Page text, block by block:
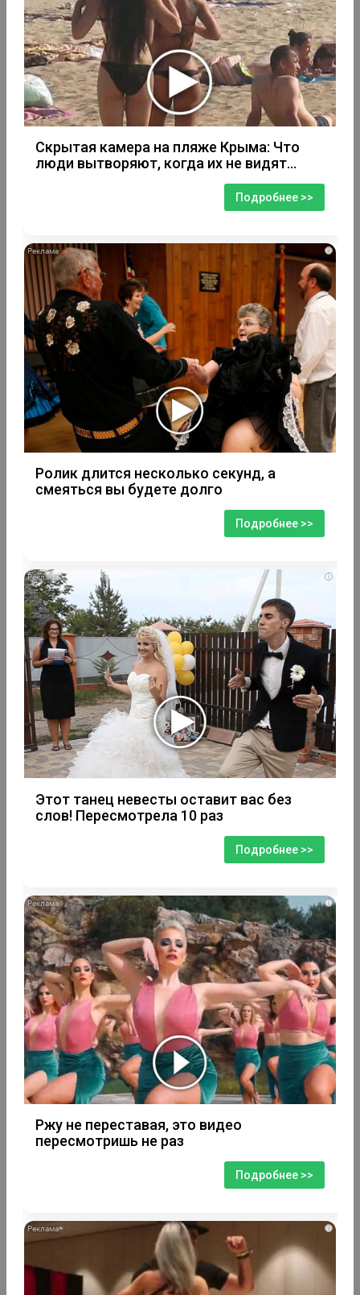
Скрытая камера на пляже Крыма: Что
люди вытворяют, когда их не видят...
Подробнее >>
i
Ролик длится несколько секунд, а
смеяться вы будете долго
Подробнее >>
i
Этот танец невесты оставит вас без
слов! Пересмотрела 10 раз
Подробнее >>
i
Ржу не переставая, это видео
пересмотришь не раз
Подробнее >>
i